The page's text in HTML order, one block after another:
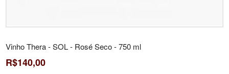
Vinho Thera - SOL - Rosé Seco - 750 ml
R$140,00